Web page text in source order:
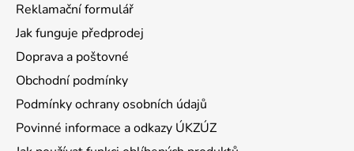
Reklamační formulář
Jak funguje předprodej
Doprava a poštovné
Obchodní podmínky
Podmínky ochrany osobních údajů
Povinné informace a odkazy ÚKZÚZ